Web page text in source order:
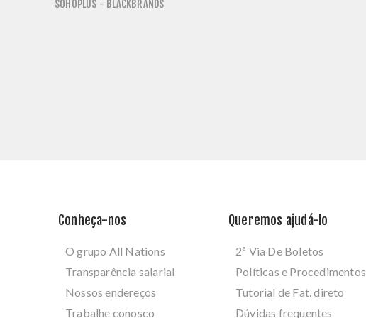
SOHOPLUS - BLACKBRANDS
Conheça-nos
O grupo All Nations
Transparência salarial
Nossos endereços
Trabalhe conosco
Queremos ajudá-lo
2ª Via De Boletos
Políticas e Procedimentos
Tutorial de Fat. direto
Dúvidas frequentes